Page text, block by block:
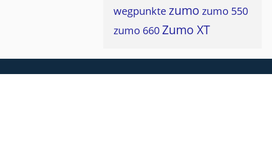
wegpunkte zumo zumo 550
zumo 660 Zumo XT